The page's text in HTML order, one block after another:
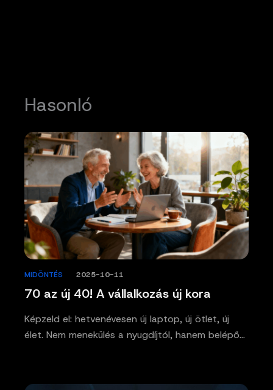
Hasonló
70 az új 40! A vállalkozás új kora
MIDÖNTÉS 2025-10-11
Képzeld el: hetvenévesen új laptop, új ötlet, új
élet. Nem menekülés a nyugdíjtól, hanem belépő…